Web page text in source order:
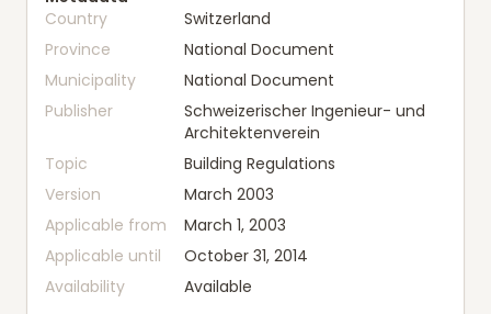
Country
Switzerland
Province
National Document
Municipality
National Document
Publisher
Schweizerischer Ingenieur- und
Architektenverein
Topic
Building Regulations
Version
March 2003
Applicable from
March 1, 2003
Applicable until
October 31, 2014
Availability
Available